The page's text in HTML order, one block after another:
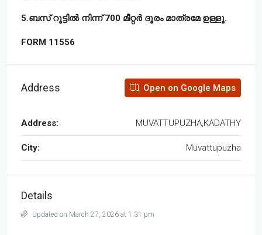
5.ബസ് റൂട്ടിൽ നിന്ന് 700 മീറ്റർ ദൂരം മാത്രമേ ഉള്ളൂ.
FORM 11556
Address Open on Google Maps
Address: MUVATTUPUZHA,KADATHY
City: Muvattupuzha
Details
Updated on March 27, 2026 at 1:31 pm